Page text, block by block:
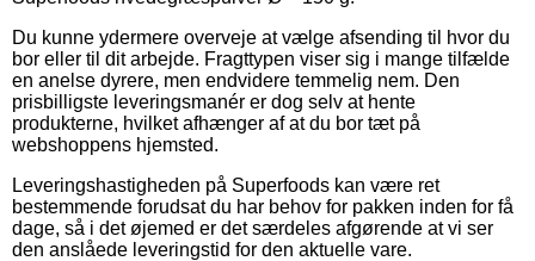
Du kunne ydermere overveje at vælge afsending til hvor du
bor eller til dit arbejde. Fragttypen viser sig i mange tilfælde
en anelse dyrere, men endvidere temmelig nem. Den
prisbilligste leveringsmanér er dog selv at hente
produkterne, hvilket afhænger af at du bor tæt på
webshoppens hjemsted.
Leveringshastigheden på Superfoods kan være ret
bestemmende forudsat du har behov for pakken inden for få
dage, så i det øjemed er det særdeles afgørende at vi ser
den anslåede leveringstid for den aktuelle vare.